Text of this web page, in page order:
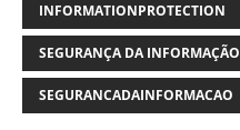
INFORMATIONPROTECTION
SEGURANÇA DA INFORMAÇÃO
SEGURANCADAINFORMACAO